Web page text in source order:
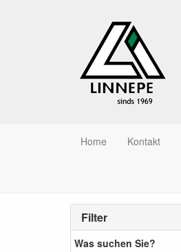
Home Kontakt
Filter
Was suchen Sie?